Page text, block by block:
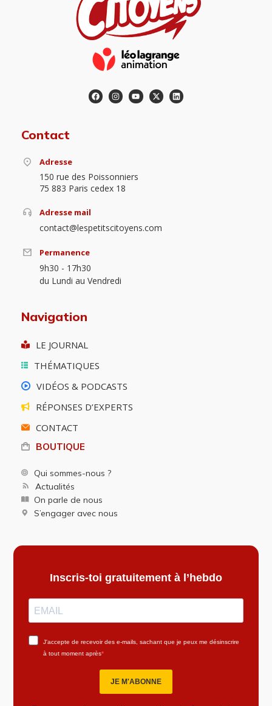
Contact
Adresse
150 rue des Poissonniers
75 883 Paris cedex 18
Adresse mail
contact@lespetitscitoyens.com
Permanence
9h30 - 17h30
du Lundi au Vendredi
Navigation
LE JOURNAL
THÉMATIQUES
VIDÉOS & PODCASTS
RÉPONSES D’EXPERTS
CONTACT
BOUTIQUE
Qui sommes-nous ?
Actualités
On parle de nous
S’engager avec nous